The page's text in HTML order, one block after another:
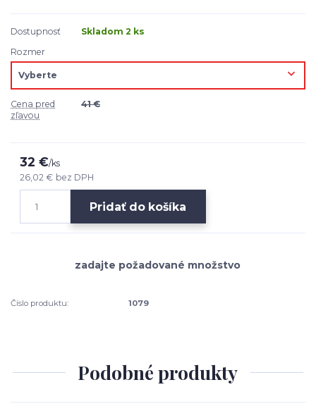
Dostupnosť
Skladom 2 ks
Rozmer
Cena pred
zľavou
41 €
32 €/ks
26,02 € bez DPH
Pridať do košíka
Číslo produktu: 1079
Podobné produkty